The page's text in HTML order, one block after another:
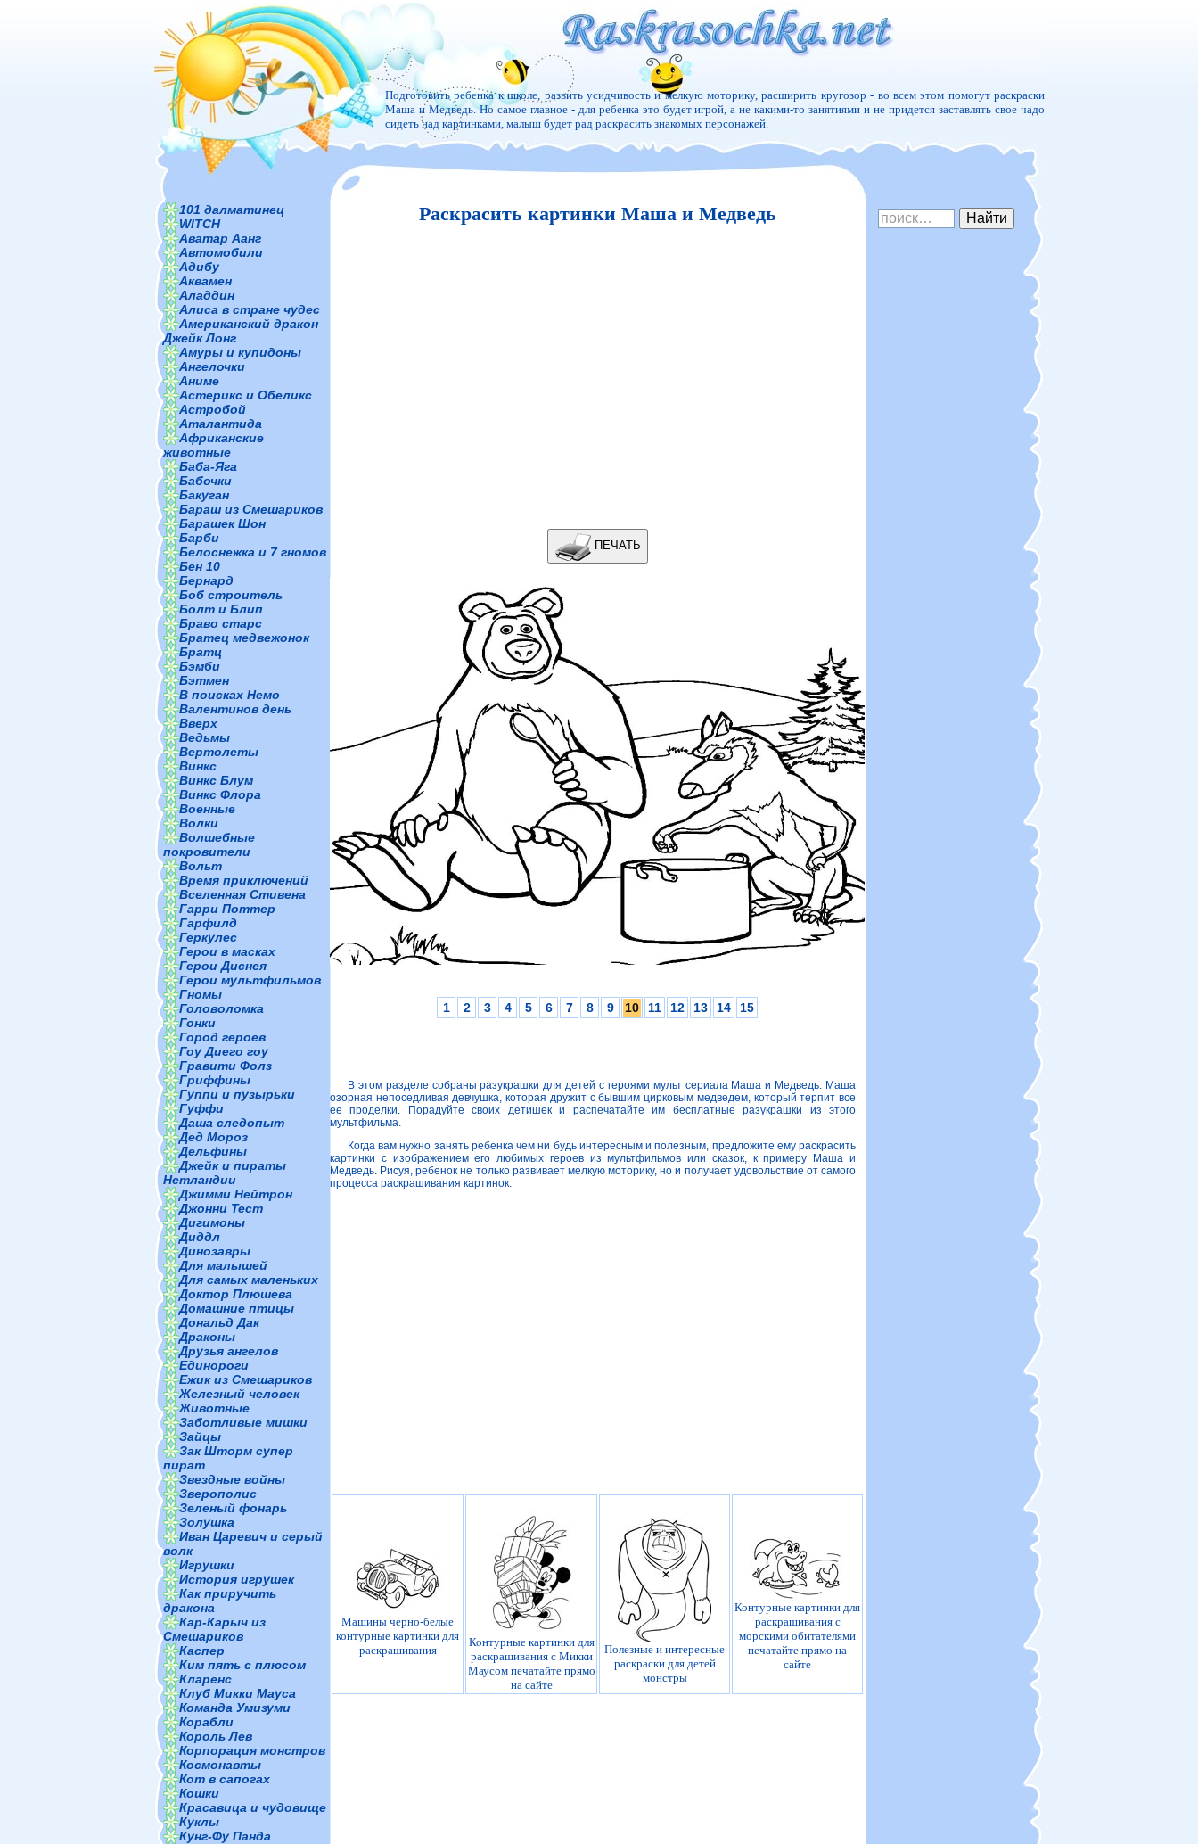
Подготовить ребенка к школе, развить усидчивость и мелкую моторику, расширить кругозор - во всем этом помогут раскраски
Маша и Медведь. Но самое главное - для ребенка это будет игрой, а не какими-то занятиями и не придется заставлять свое чадо
сидеть над картинками, малыш будет рад раскрасить знакомых персонажей.
101 далматинец
WITCH
Аватар Аанг
Автомобили
Адибу
Аквамен
Аладдин
Алиса в стране чудес
Американский дракон
Джейк Лонг
Амуры и купидоны
Ангелочки
Аниме
Астерикс и Обеликс
Астробой
Аталантида
Африканские
животные
Баба-Яга
Бабочки
Бакуган
Бараш из Смешариков
Барашек Шон
Барби
Белоснежка и 7 гномов
Бен 10
Бернард
Боб строитель
Болт и Блип
Браво старс
Братец медвежонок
Братц
Бэмби
Бэтмен
В поисках Немо
Валентинов день
Вверх
Ведьмы
Вертолеты
Винкс
Винкс Блум
Винкс Флора
Военные
Волки
Волшебные
покровители
Вольт
Время приключений
Вселенная Стивена
Гарри Поттер
Гарфилд
Геркулес
Герои в масках
Герои Диснея
Герои мультфильмов
Гномы
Головоломка
Гонки
Город героев
Гоу Диего гоу
Гравити Фолз
Гриффины
Гуппи и пузырьки
Гуффи
Даша следопыт
Дед Мороз
Дельфины
Джейк и пираты
Нетландии
Джимми Нейтрон
Джонни Тест
Дигимоны
Диддл
Динозавры
Для малышей
Для самых маленьких
Доктор Плюшева
Домашние птицы
Дональд Дак
Драконы
Друзья ангелов
Единороги
Ежик из Смешариков
Железный человек
Животные
Заботливые мишки
Зайцы
Зак Шторм супер
пират
Звездные войны
Зверополис
Зеленый фонарь
Золушка
Иван Царевич и серый
волк
Игрушки
История игрушек
Как приручить
дракона
Кар-Карыч из
Смешариков
Каспер
Ким пять с плюсом
Кларенс
Клуб Микки Мауса
Команда Умизуми
Корабли
Король Лев
Корпорация монстров
Космонавты
Кот в сапогах
Кошки
Красавица и чудовище
Куклы
Кунг-Фу Панда
Раскрасить картинки Маша и Медведь
ПЕЧАТЬ
1 2 3 4 5 6 7 8 9 10 11 12 13 14 15
В этом разделе собраны разукрашки для детей с героями мульт сериала Маша и Медведь. Маша
озорная непоседливая девчушка, которая дружит с бывшим цирковым медведем, который терпит все
ее проделки. Порадуйте своих детишек и распечатайте им бесплатные разукрашки из этого
мультфильма.
Когда вам нужно занять ребенка чем ни будь интересным и полезным, предложите ему раскрасить
картинки с изображением его любимых героев из мультфильмов или сказок, к примеру Маша и
Медведь. Рисуя, ребенок не только развивает мелкую моторику, но и получает удовольствие от самого
процесса раскрашивания картинок.
Машины черно-белые
контурные картинки для
раскрашивания
Контурные картинки для
раскрашивания с Микки
Маусом печатайте прямо
на сайте
Полезные и интересные
раскраски для детей
монстры
Контурные картинки для
раскрашивания с
морскими обитателями
печатайте прямо на
сайте